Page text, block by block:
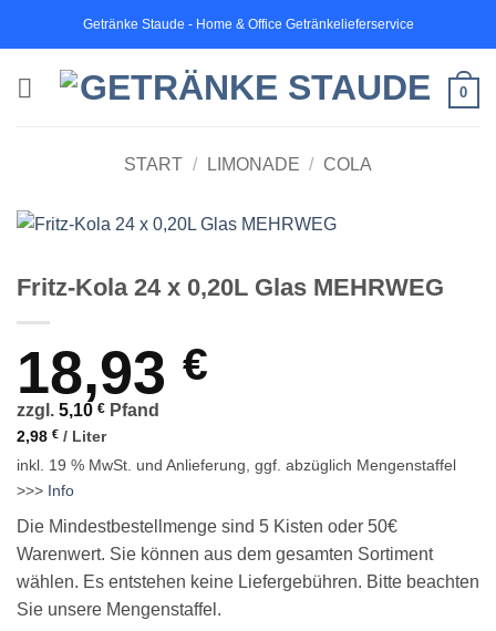
springen
Getränke Staude - Home & Office Getränkelieferservice
0
START / LIMONADE / COLA
Fritz-Kola 24 x 0,20L Glas MEHRWEG
18,93 €
zzgl. 5,10 € Pfand
2,98 € / Liter
inkl. 19 % MwSt. und Anlieferung, ggf. abzüglich Mengenstaffel
>>> Info
Die Mindestbestellmenge sind 5 Kisten oder 50€
Warenwert. Sie können aus dem gesamten Sortiment
wählen. Es entstehen keine Liefergebühren. Bitte beachten
Sie unsere Mengenstaffel.